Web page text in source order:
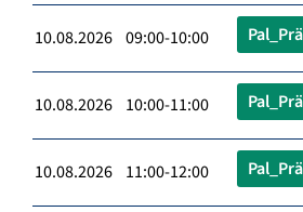
10.08.2026 09:00-10:00
10.08.2026 10:00-11:00
10.08.2026 11:00-12:00